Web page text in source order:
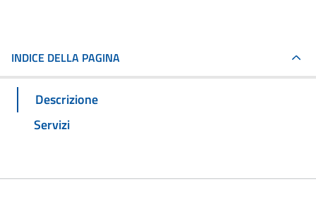
INDICE DELLA PAGINA
Descrizione
Servizi